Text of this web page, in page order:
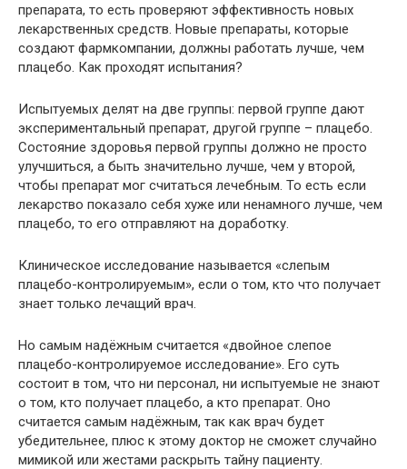
препарата, то есть проверяют эффективность новых
лекарственных средств. Новые препараты, которые
создают фармкомпании, должны работать лучше, чем
плацебо. Как проходят испытания?
Испытуемых делят на две группы: первой группе дают
экспериментальный препарат, другой группе – плацебо.
Состояние здоровья первой группы должно не просто
улучшиться, а быть значительно лучше, чем у второй,
чтобы препарат мог считаться лечебным. То есть если
лекарство показало себя хуже или ненамного лучше, чем
плацебо, то его отправляют на доработку.
Клиническое исследование называется «слепым
плацебо-контролируемым», если о том, кто что получает
знает только лечащий врач.
Но самым надёжным считается «двойное слепое
плацебо-контролируемое исследование». Его суть
состоит в том, что ни персонал, ни испытуемые не знают
о том, кто получает плацебо, а кто препарат. Оно
считается самым надёжным, так как врач будет
убедительнее, плюс к этому доктор не сможет случайно
мимикой или жестами раскрыть тайну пациенту.